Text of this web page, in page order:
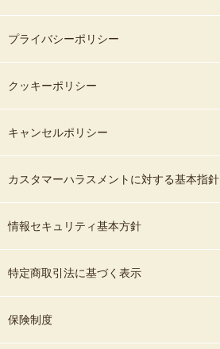
プライバシーポリシー
クッキーポリシー
キャンセルポリシー
カスタマーハラスメントに対する基本指針
情報セキュリティ基本方針
特定商取引法に基づく表示
保険制度